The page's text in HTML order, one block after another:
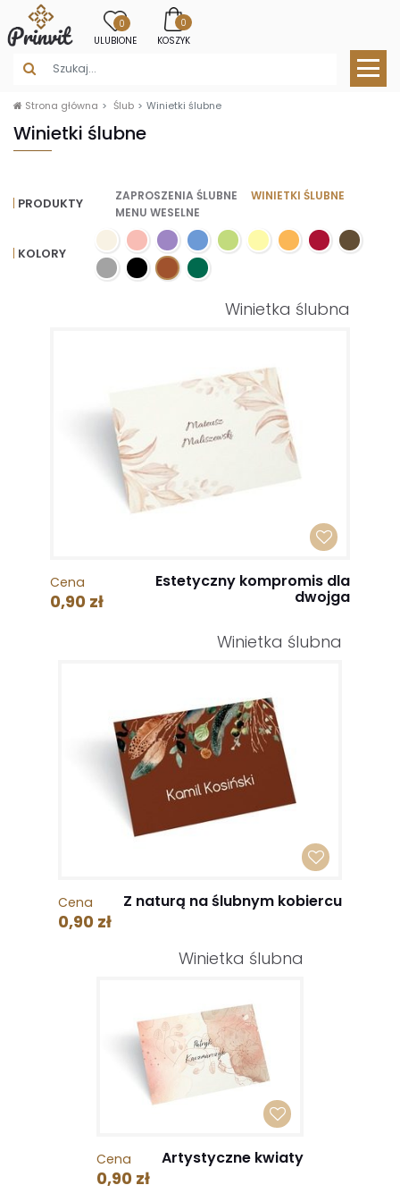
0
ULUBIONE
0
KOSZYK
Strona główna Ślub Winietki ślubne
Winietki ślubne
PRODUKTY ZAPROSZENIA ŚLUBNE
WINIETKI ŚLUBNE
MENU WESELNE
KOLORY
Winietka ślubna
Cena
0,90 zł
Estetyczny kompromis dla
dwojga
Winietka ślubna
Cena
0,90 zł
Z naturą na ślubnym kobiercu
Winietka ślubna
Cena
0,90 zł
Artystyczne kwiaty